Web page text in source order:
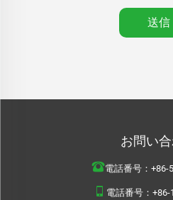
送信
お問い
電話番号： +86-
電話番号： +86-